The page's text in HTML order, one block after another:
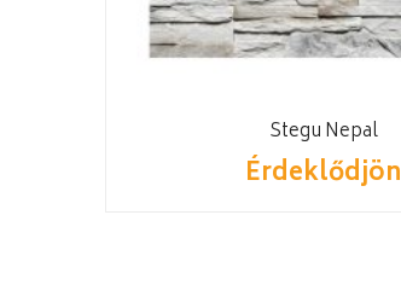
Stegu Nepal
Érdeklődjön